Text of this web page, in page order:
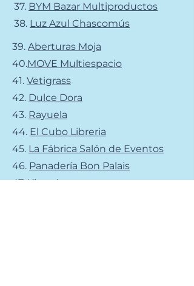
37. BYM Bazar Multiproductos
38. Luz Azul Chascomús
39. Aberturas Moja
40.MOVE Multiespacio
41. Vetigrass
42. Dulce Dora
43. Rayuela
44. El Cubo Libreria
45. La Fábrica Salón de Eventos
46. Panadería Bon Palais
47.Klaroskuro